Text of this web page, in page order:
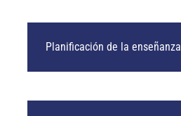
Planificación de la enseñanza